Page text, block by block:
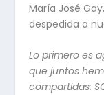
María José
despedida a
Lo primero es
que juntos
compartidas: